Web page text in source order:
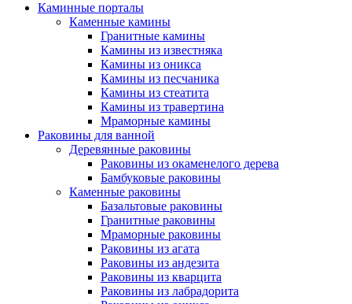
Каминные порталы
Каменные камины
Гранитные камины
Камины из известняка
Камины из оникса
Камины из песчаника
Камины из стеатита
Камины из травертина
Мраморные камины
Раковины для ванной
Деревянные раковины
Раковины из окаменелого дерева
Бамбуковые раковины
Каменные раковины
Базальтовые раковины
Гранитные раковины
Мраморные раковины
Раковины из агата
Раковины из андезита
Раковины из кварцита
Раковины из лабрадорита